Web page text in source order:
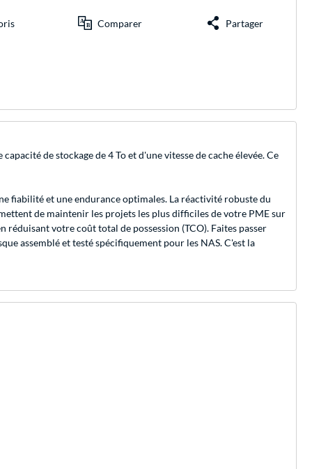
Comparer Partager
de stockage de 4 To et d'une vitesse de cache élevée. Ce
fiabilité et une endurance optimales. La réactivité robuste du
de maintenir les projets les plus difficiles de votre PME sur
votre coût total de possession (TCO). Faites passer
assemblé et testé spécifiquement pour les NAS. C'est la